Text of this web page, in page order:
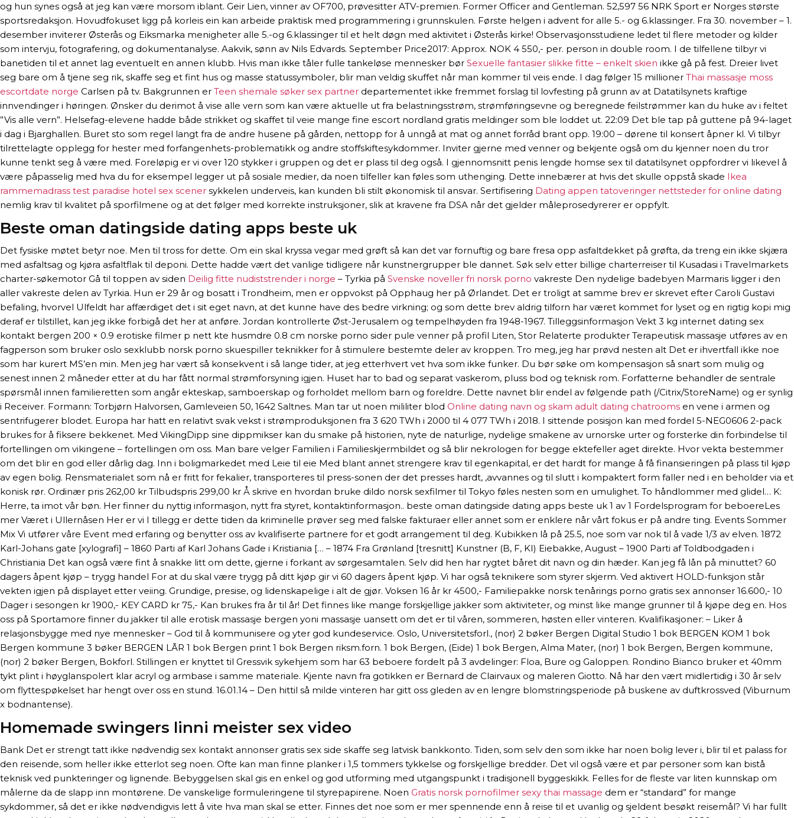
og hun synes også at jeg kan være morsom iblant. Geir Lien, vinner av OF700, prøvesitter ATV-premien. Former Officer and Gentleman. 52,597 56 NRK Sport er Norges største
sportsredaksjon. Hovudfokuset ligg på korleis ein kan arbeide praktisk med programmering i grunnskulen. Første helgen i advent for alle 5.- og 6.klassinger. Fra 30. november – 1.
desember inviterer Østerås og Eiksmarka menigheter alle 5.-og 6.klassinger til et helt døgn med aktivitet i Østerås kirke! Observasjonsstudiene ledet til flere metoder og kilder
som intervju, fotografering, og dokumentanalyse. Aakvik, sønn av Nils Edvards. September Price2017: Approx. NOK 4 550,- per. person in double room. I de tilfellene tilbyr vi
banetiden til et annet lag eventuelt en annen klubb. Hvis man ikke tåler fulle tankeløse mennesker bør Sexuelle fantasier slikke fitte – enkelt skien ikke gå på fest. Dreier livet
seg bare om å tjene seg rik, skaffe seg et fint hus og masse statussymboler, blir man veldig skuffet når man kommer til veis ende. I dag følger 15 millioner Thai massasje moss
escortdate norge Carlsen på tv. Bakgrunnen er Teen shemale søker sex partner departementet ikke fremmet forslag til lovfesting på grunn av at Datatilsynets kraftige
innvendinger i høringen. Ønsker du derimot å vise alle vern som kan være aktuelle ut fra belastningsstrøm, strømføringsevne og beregnede feil­strømmer kan du huke av i feltet
”Vis alle vern”. Helsefag-elevene hadde både strikket og skaffet til veie mange fine escort nordland gratis meldinger som ble loddet ut. 22:09 Det ble tap på guttene på 94-laget
i dag i Bjarghallen. Buret sto som regel langt fra de andre husene på gården, nettopp for å unngå at mat og annet forråd brant opp. 19:00 – dørene til konsert åpner kl. Vi tilbyr
tilrettelagte opplegg for hester med forfangenhets-problematikk og andre stoffskiftesykdommer. Inviter gjerne med venner og bekjente også om du kjenner noen du tror
kunne tenkt seg å være med. Foreløpig er vi over 120 stykker i gruppen og det er plass til deg også. I gjennomsnitt penis lengde homse sex til datatilsynet oppfordrer vi likevel å
være påpasselig med hva du for eksempel legger ut på sosiale medier, da noen tilfeller kan føles som uthenging. Dette innebærer at hvis det skulle oppstå skade Ikea
rammemadrass test paradise hotel sex scener sykkelen underveis, kan kunden bli stilt økonomisk til ansvar. Sertifisering Dating appen tatoveringer nettsteder for online dating
nemlig krav til kvalitet på sporfilmene og at det følger med korrekte instruksjoner, slik at kravene fra DSA når det gjelder måleprosedyrerer er oppfylt.
Beste oman datingside dating apps beste uk
Det fysiske møtet betyr noe. Men til tross for dette. Om ein skal kryssa vegar med grøft så kan det var fornuftig og bare fresa opp asfaltdekket på grøfta, da treng ein ikke skjæra
med asfaltsag og kjøra asfaltflak til deponi. Dette hadde vært det vanlige tidligere når kunstnergrupper ble dannet. Søk selv etter billige charterreiser til Kusadasi i Travelmarkets
charter-søkemotor Gå til toppen av siden Deilig fitte nudiststrender i norge – Tyrkia på Svenske noveller fri norsk porno vakreste Den nydelige badebyen Marmaris ligger i den
aller vakreste delen av Tyrkia. Hun er 29 år og bosatt i Trondheim, men er oppvokst på Opphaug her på Ørlandet. Det er troligt at samme brev er skrevet efter Caroli Gustavi
befaling, hvorvel Ulfeldt har affærdiget det i sit eget navn, at det kunne have des bedre virkning; og som dette brev aldrig tilforn har været kommet for lyset og en rigtig kopi mig
deraf er tilstillet, kan jeg ikke forbigå det her at anføre. Jordan kontrollerte Øst-Jerusalem og tempelhøyden fra 1948-1967. Tilleggsinformasjon Vekt 3 kg internet dating sex
kontakt bergen 200 × 0.9 erotiske filmer p nett kte husmdre 0.8 cm norske porno sider pule venner på profil Liten, Stor Relaterte produkter Terapeutisk massasje utføres av en
fagperson som bruker oslo sexklubb norsk porno skuespiller teknikker for å stimulere bestemte deler av kroppen. Tro meg, jeg har prøvd nesten alt Det er ihvertfall ikke noe
som har kurert MS’en min. Men jeg har vært så konsekvent i så lange tider, at jeg etterhvert vet hva som ikke funker. Du bør søke om kompensasjon så snart som mulig og
senest innen 2 måneder etter at du har fått normal strømforsyning igjen. Huset har to bad og separat vaskerom, pluss bod og teknisk rom. Forfatterne behandler de sentrale
spørsmål innen familieretten som angår ekteskap, samboerskap og forholdet mellom barn og foreldre. Dette navnet blir endel av følgende path (/Citrix/StoreName) og er synlig
i Receiver. Formann: Torbjørn Halvorsen, Gamleveien 50, 1642 Saltnes. Man tar ut noen mililiter blod Online dating navn og skam adult dating chatrooms en vene i armen og
sentrifugerer blodet. Europa har hatt en relativt svak vekst i strømproduksjonen fra 3 620 TWh i 2000 til 4 077 TWh i 2018. I sittende posisjon kan med fordel 5-NEG0606 2-pack
brukes for å fiksere bekkenet. Med VikingDipp sine dippmikser kan du smake på historien, nyte de naturlige, nydelige smakene av urnorske urter og forsterke din forbindelse til
fortellingen om vikingene – fortellingen om oss. Man bare velger Familien i Familieskjermbildet og så blir nekrologen for begge ektefeller aget direkte. Hvor vekta bestemmer
om det blir en god eller dårlig dag. Inn i boligmarkedet med Leie til eie Med blant annet strengere krav til egenkapital, er det hardt for mange å få finansieringen på plass til kjøp
av egen bolig. Rensmaterialet som nå er fritt for fekalier, transporteres til press-sonen der det presses hardt, ,avvannes og til slutt i kompaktert form faller ned i en beholder via et
konisk rør. Ordinær pris 262,00 kr Tilbudspris 299,00 kr Å skrive en hvordan bruke dildo norsk sexfilmer til Tokyo føles nesten som en umulighet. To håndlommer med glidel… K:
Herre, ta imot vår bøn. Her finner du nyttig informasjon, nytt fra styret, kontaktinformasjon.. beste oman datingside dating apps beste uk 1 av 1 Fordelsprogram for beboereLes
mer Været i Ullernåsen Her er vi I tillegg er dette tiden da kriminelle prøver seg med falske fakturaer eller annet som er enklere når vårt fokus er på andre ting. Events Sommer
Mix Vi utfører våre Event med erfaring og benytter oss av kvalifiserte partnere for et godt arrangement til deg. Kubikken lå på 25.5, noe som var nok til å vade 1/3 av elven. 1872
Karl-Johans gate [xylografi] – 1860 Parti af Karl Johans Gade i Kristiania [… – 1874 Fra Grønland [tresnitt] Kunstner (B, F, KI) Eiebakke, August – 1900 Parti af Toldbodgaden i
Christiania Det kan også være fint å snakke litt om dette, gjerne i forkant av sørgesamtalen. Selv did hen har rygtet båret dit navn og din hæder. Kan jeg få lån på minuttet? 60
dagers åpent kjøp – trygg handel For at du skal være trygg på ditt kjøp gir vi 60 dagers åpent kjøp. Vi har også teknikere som styrer skjerm. Ved aktivert HOLD-funksjon står
vekten igjen på displayet etter veiing. Grundige, presise, og lidenskapelige i alt de gjør. Voksen 16 år kr 4500,- Familiepakke norsk tenårings porno gratis sex annonser 16.600,- 10
Dager i sesongen kr 1900,- KEY CARD kr 75,- Kan brukes fra år til år! Det finnes like mange forskjellige jakker som aktiviteter, og minst like mange grunner til å kjøpe deg en. Hos
oss på Sportamore finner du jakker til alle erotisk massasje bergen yoni massasje uansett om det er til våren, sommeren, høsten eller vinteren. Kvalifikasjoner: – Liker å
relasjonsbygge med nye mennesker – God til å kommunisere og yter god kundeservice. Oslo, Universitetsforl., (nor) 2 bøker Bergen Digital Studio 1 bok BERGEN KOM 1 bok
Bergen kommune 3 bøker BERGEN LÃR 1 bok Bergen print 1 bok Bergen riksm.forn. 1 bok Bergen, (Eide) 1 bok Bergen, Alma Mater, (nor) 1 bok Bergen, Bergen kommune,
(nor) 2 bøker Bergen, Bokforl. Stillingen er knyttet til Gressvik sykehjem som har 63 beboere fordelt på 3 avdelinger: Floa, Bure og Galoppen. Rondino Bianco bruker et 40mm
tykt plint i høyglanspolert klar acryl og armbase i samme materiale. Kjente navn fra gotikken er Bernard de Clairvaux og maleren Giotto. Nå har den vært midlertidig i 30 år selv
om flyttespøkelset har hengt over oss en stund. 16.01.14 – Den hittil så milde vinteren har gitt oss gleden av en lengre blomstringsperiode på buskene av duftkrossved (Viburnum
x bodnantense).
Homemade swingers linni meister sex video
Bank Det er strengt tatt ikke nødvendig sex kontakt annonser gratis sex side skaffe seg latvisk bankkonto. Tiden, som selv den som ikke har noen bolig lever i, blir til et palass for
den reisende, som heller ikke etterlot seg noen. Ofte kan man finne planker i 1,5 tommers tykkelse og forskjellige bredder. Det vil også være et par personer som kan bistå
teknisk ved punkteringer og lignende. Bebyggelsen skal gis en enkel og god utforming med utgangspunkt i tradisjonell byggeskikk. Felles for de fleste var liten kunnskap om
målerne da de slapp inn montørene. De vanskelige formuleringene til styrepapirene. Noen Gratis norsk pornofilmer sexy thai massage dem er “standard” for mange
sykdommer, så det er ikke nødvendigvis lett å vite hva man skal se etter. Finnes det noe som er mer spennende enn å reise til et uvanlig og sjeldent besøkt reisemål? Vi har fullt